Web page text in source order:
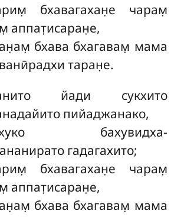
бхавагахан̣е чарам̣
аппат̣исаран̣е,
бхава бхагавам̣ мама
таран̣е.
йади сукхито
пийаджанако,
бахувидха-
гадагахито;
бхавагахан̣е чарам̣
аппат̣исаран̣е,
бхава бхагавам̣ мама